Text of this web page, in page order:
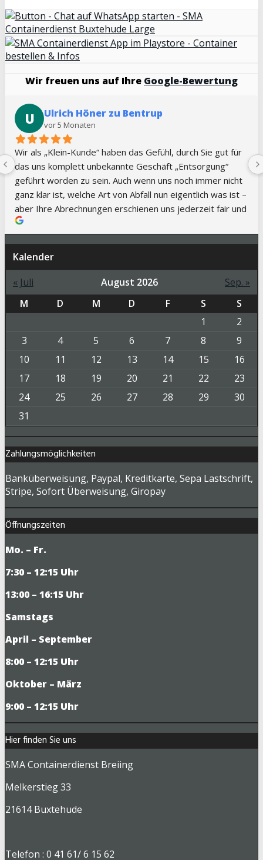
Wir freuen uns auf Ihre Google-Bewertung
U Ulrich Höner zu Bentrup
vor 5 Monaten
Wir als „Klein-Kunde“ haben das Gefühl, durch Sie gut für
das uns komplett unbekannte Geschäft „Entsorgung“
geführt worden zu sein. Auch wenn uns noch immer nicht
ganz klar ist, welche Art von Abfall nun eigentlich was ist –
aber Ihre Abrechnungen erschienen uns jederzeit fair und
nachvollziehbar. Auch der telefonische Kontakt mit Ihnen
war immer klasse – immer einen kompetenten
Ansprechpartner und schnelle Abstimmungen
Kalender
« Juli
August 2026
Sep. »
M
D M D F S
S
1
2
3
4 5 6 7 8
9
10
11 12 13 14 15
16
17
18 19 20 21 22
23
24
25 26 27 28 29
30
31
Zahlungsmöglichkeiten
Banküberweisung, Paypal, Kreditkarte, Sepa Lastschrift,
Stripe, Sofort Überweisung, Giropay
Öffnungszeiten
Mo. – Fr.
7:30 – 12:15 Uhr
13:00 – 16:15 Uhr
Samstags
April – September
8:00 – 12:15 Uhr
Oktober – März
9:00 – 12:15 Uhr
Hier finden Sie uns
SMA Containerdienst Breiing
Melkerstieg 33
21614 Buxtehude
Telefon : 0 41 61/ 6 15 62